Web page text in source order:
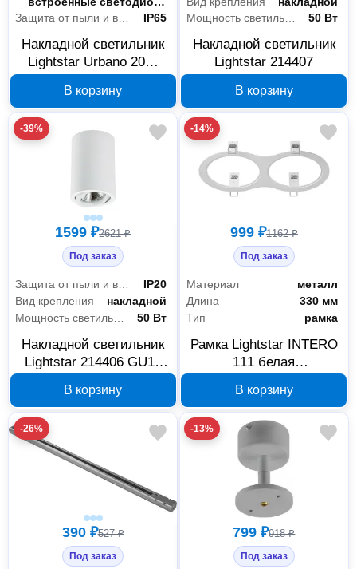
Защита от пыли и влаги
IP65
Накладной светильник
Lightstar Urbano 20W
В корзину
Мощность светильника
50 Вт
Накладной светильник
Lightstar 214407
В корзину
-39%
1599 ₽2621 ₽
Под заказ
Защита от пыли и влаги
IP20
Вид крепления
накладной
50 Вт
Накладной светильник
Lightstar 214406 GU10
В корзину
-14%
999 ₽1162 ₽
Под заказ
Материал
металл
Длина
330 мм
Тип
рамка
Рамка Lightstar INTERO
111 белая
В корзину
-26%
390 ₽527 ₽
Под заказ
-13%
799 ₽918 ₽
Под заказ